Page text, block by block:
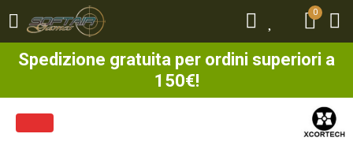
0
Spedizione gratuita per ordini superiori a
150€!
0